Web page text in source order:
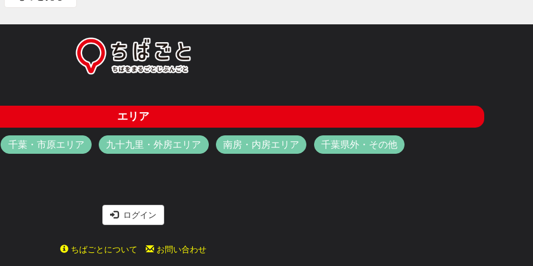
エリア
千葉・市原エリア 九十九里・外房エリア 南房・内房エリア 千葉県外・その他
ログイン
ちばごとについて お問い合わせ